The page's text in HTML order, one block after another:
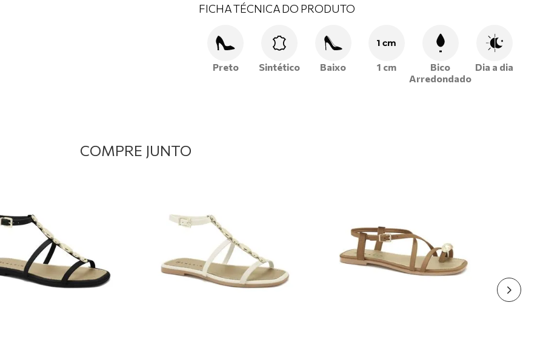
FICHA TÉCNICA DO PRODUTO
Preto Sintético Baixo
1 cm
1 cm
Bico
Arredondado
Dia a dia
COMPRE JUNTO